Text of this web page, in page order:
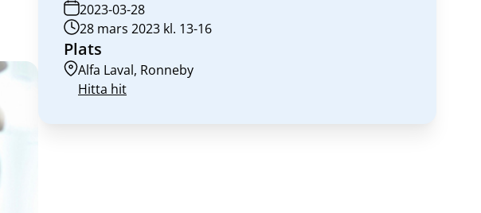
2023-03-28
28 mars 2023 kl. 13-16
Plats
Alfa Laval, Ronneby
Hitta hit